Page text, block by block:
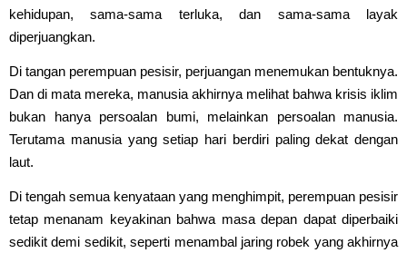
kehidupan, sama-sama terluka, dan sama-sama layak
diperjuangkan.
Di tangan perempuan pesisir, perjuangan menemukan bentuknya.
Dan di mata mereka, manusia akhirnya melihat bahwa krisis iklim
bukan hanya persoalan bumi, melainkan persoalan manusia.
Terutama manusia yang setiap hari berdiri paling dekat dengan
laut.
Di tengah semua kenyataan yang menghimpit, perempuan pesisir
tetap menanam keyakinan bahwa masa depan dapat diperbaiki
sedikit demi sedikit, seperti menambal jaring robek yang akhirnya